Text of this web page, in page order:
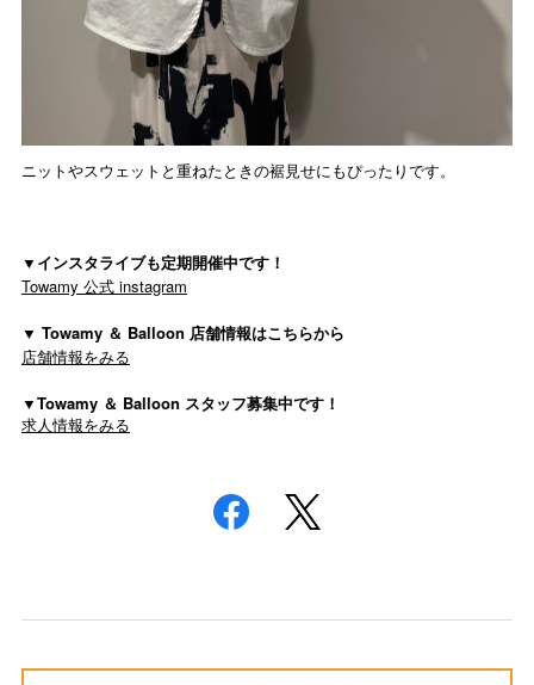
ニットやスウェットと重ねたときの裾見せにもぴったりです。
▼インスタライブも定期開催中です！
Towamy 公式 instagram
▼ Towamy ＆ Balloon 店舗情報はこちらから
店舗情報をみる
▼Towamy ＆ Balloon スタッフ募集中です！
求人情報をみる